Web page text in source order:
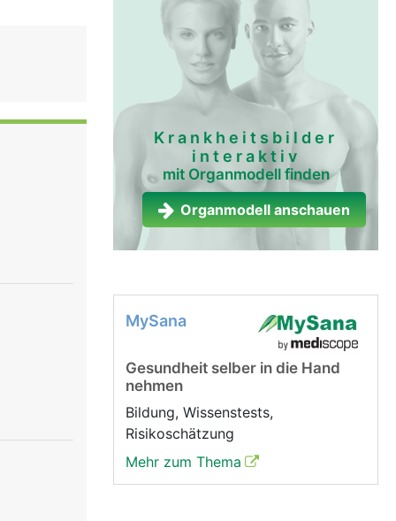
Krankheitsbilder
interaktiv
mit Organmodell finden
Organmodell anschauen
MySana
Gesundheit selber in die Hand
nehmen
Bildung, Wissenstests,
Risikoschätzung
Mehr zum Thema